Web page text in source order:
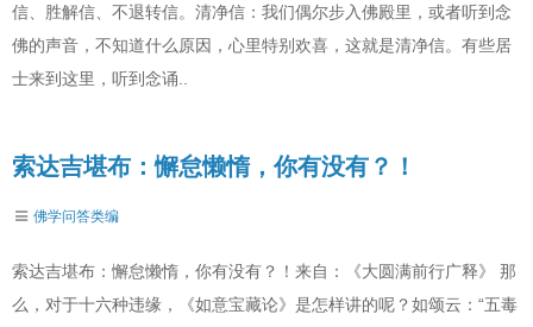
信、胜解信、不退转信。清净信：我们偶尔步入佛殿里，或者听到念
佛的声音，不知道什么原因，心里特别欢喜，这就是清净信。有些居
士来到这里，听到念诵..
索达吉堪布：懈怠懒惰，你有没有？！
佛学问答类编
索达吉堪布：懈怠懒惰，你有没有？！来自：《大圆满前行广释》 那
么，对于十六种违缘，《如意宝藏论》是怎样讲的呢？如颂云：“五毒